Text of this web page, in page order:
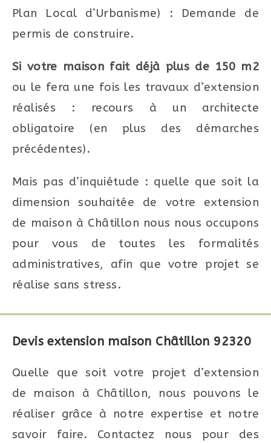
Plan Local d’Urbanisme) : Demande de
permis de construire.
Si votre maison fait déjà plus de 150 m2
ou le fera une fois les travaux d’extension
réalisés : recours à un architecte
obligatoire (en plus des démarches
précédentes).
Mais pas d’inquiétude : quelle que soit la
dimension souhaitée de votre extension
de maison à Châtillon nous nous occupons
pour vous de toutes les formalités
administratives, afin que votre projet se
réalise sans stress.
Devis extension maison Châtillon 92320
Quelle que soit votre projet d’extension
de maison à Châtillon, nous pouvons le
réaliser grâce à notre expertise et notre
savoir faire. Contactez nous pour des